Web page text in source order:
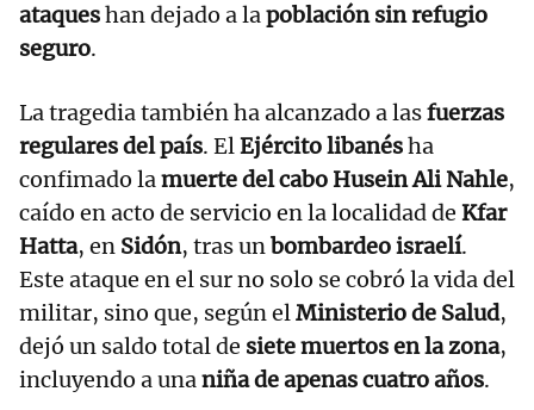
ataqueshan dejado a lapoblación sin refugio
seguro.
La tragedia también ha alcanzado a lasfuerzas
regulares del país. ElEjército libanésha
confimado lamuerte del cabo Husein Ali Nahle,
caído en acto de servicio en la localidad de Kfar
Hatta, en Sidón, tras unbombardeo israelí.
Este ataque en el sur no solo se cobró la vida del
militar, sino que, según elMinisterio de Salud,
dejó un saldo total de siete muertos en la zona,
incluyendo a unaniña de apenas cuatro años.